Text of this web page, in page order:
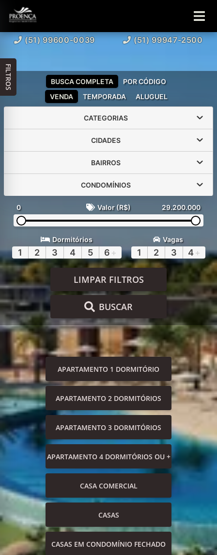
(51) 99600-0039 (51) 99947-2500
VENDA TEMPORADA ALUGUEL
BUSCA COMPLETA POR CÓDIGO
CATEGORIAS
CIDADES
BAIRROS
CONDOMÍNIOS
0 Valor (R$) 29.200.000
Dormitórios
1 2 3 4 5 6 +
Vagas
1 2 3 4 +
LIMPAR FILTROS
BUSCAR
APARTAMENTO 1 DORMITÓRIO
APARTAMENTO 2 DORMITÓRIOS
APARTAMENTO 3 DORMITÓRIOS
APARTAMENTO 4 DORMITÓRIOS OU +
CASA COMERCIAL
CASAS
CASAS EM CONDOMÍNIO FECHADO
FILTROS